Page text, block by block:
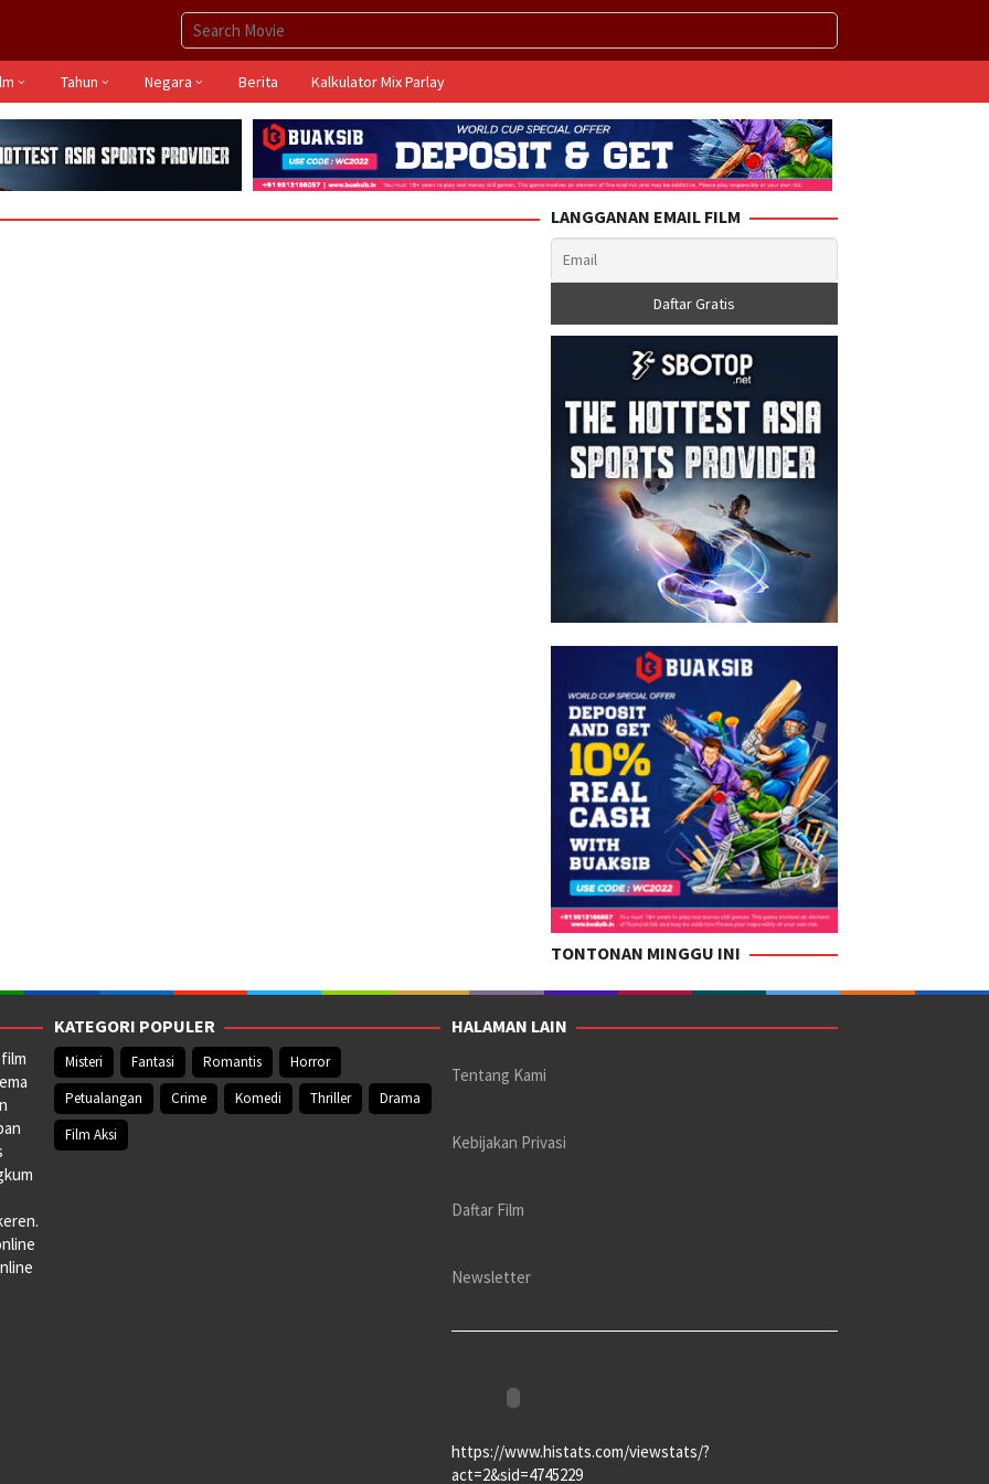
Tahun Negara Berita Kalkulator Mix Parlay
LANGGANAN EMAIL FILM
TONTONAN MINGGU INI
KATEGORI POPULER
Misteri Fantasi Romantis
Horror
Petualangan
Crime Komedi Thriller
Drama
Film Aksi
HALAMAN LAIN
Tentang Kami
Kebijakan Privasi
Daftar Film
Newsletter
https://www.histats.com/viewstats/?
act=2&sid=4745229